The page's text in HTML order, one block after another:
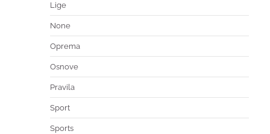
Lige
None
Oprema
Osnove
Pravila
Sport
Sports